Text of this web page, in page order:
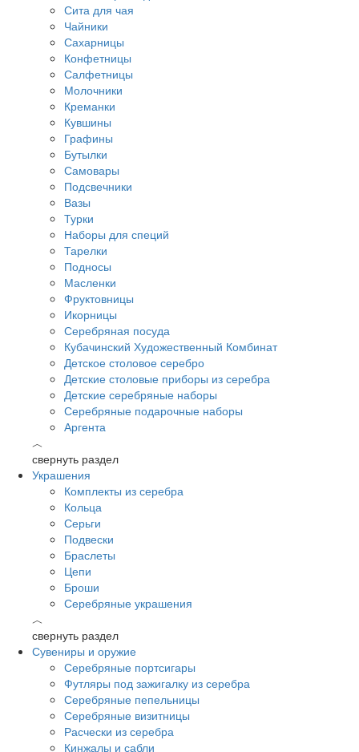
Сита для чая
Чайники
Сахарницы
Конфетницы
Салфетницы
Молочники
Креманки
Кувшины
Графины
Бутылки
Самовары
Подсвечники
Вазы
Турки
Наборы для специй
Тарелки
Подносы
Масленки
Фруктовницы
Икорницы
Серебряная посуда
Кубачинский Художественный Комбинат
Детское столовое серебро
Детские столовые приборы из серебра
Детские серебряные наборы
Серебряные подарочные наборы
Аргента
︿
свернуть раздел
Украшения
Комплекты из серебра
Кольца
Серьги
Подвески
Браслеты
Цепи
Броши
Серебряные украшения
︿
свернуть раздел
Сувениры и оружие
Серебряные портсигары
Футляры под зажигалку из серебра
Серебряные пепельницы
Серебряные визитницы
Расчески из серебра
Кинжалы и сабли